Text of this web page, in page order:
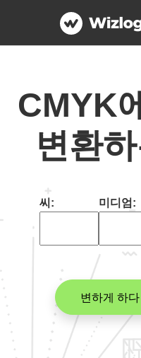
CMYK
변환
씨: 미디엄:
변하게 하다